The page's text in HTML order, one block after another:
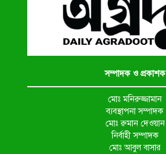
সম্পাদক ও প্রকাশক
মোঃ মনিরুজ্জামান
ব্যবস্থাপনা সম্পাদক
মোঃ রুমান দেওয়ান
নির্বাহী সম্পাদক
মোঃ আবুল বাসার